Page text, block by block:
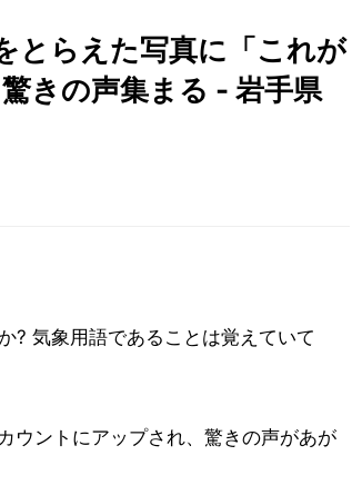
とらえた写真に「これが
きの声集まる - 岩手県
? 気象用語であることは覚えていて
ウントにアップされ、驚きの声があが